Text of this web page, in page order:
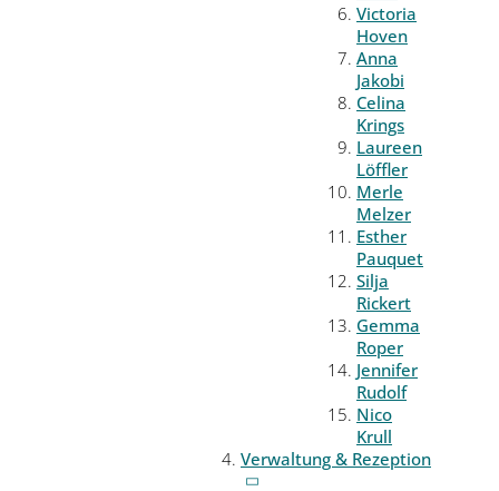
Victoria
Hoven
Anna
Jakobi
Celina
Krings
Laureen
Löffler
Merle
Melzer
Esther
Pauquet
Silja
Rickert
Gemma
Roper
Jennifer
Rudolf
Nico
Krull
Verwaltung & Rezeption